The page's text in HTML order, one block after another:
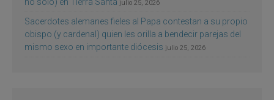
julio 25, 2026
Sacerdotes alemanes fieles al Papa contestan a su propio
obispo (y cardenal) quien les orilla a bendecir parejas del
mismo sexo en importante diócesis julio 25, 2026